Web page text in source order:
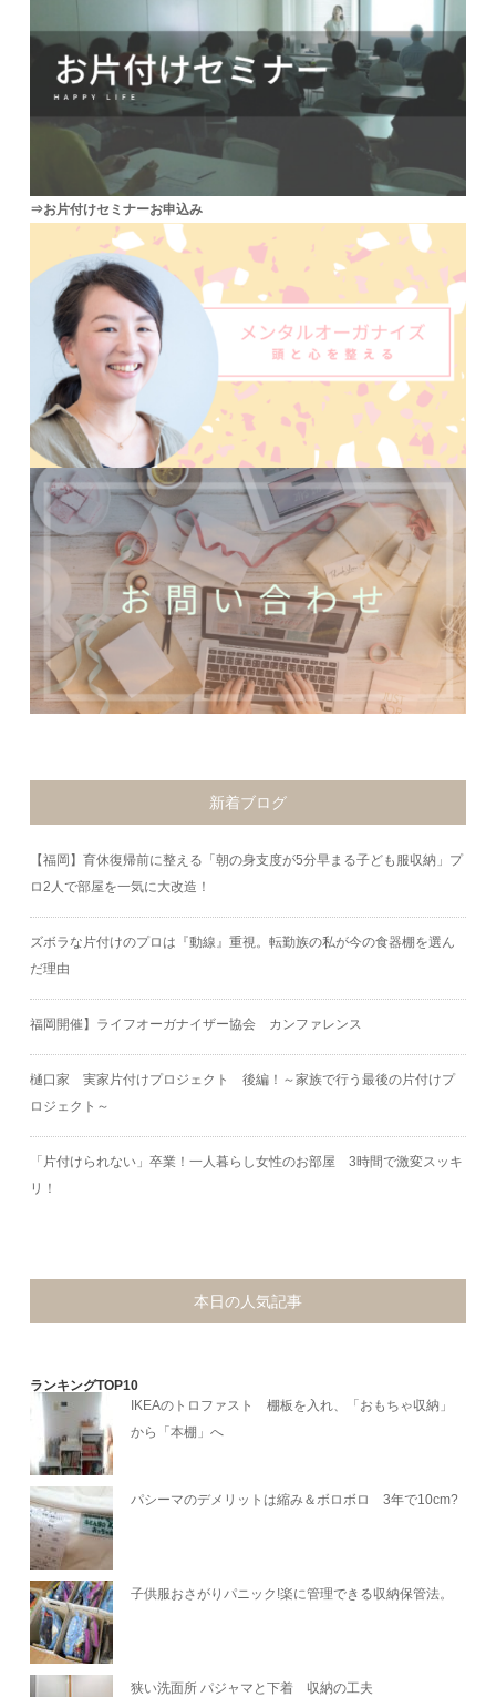
⇒お片付けセミナーお申込み
新着ブログ
【福岡】育休復帰前に整える「朝の身支度が5分早まる子ども服収納」プ
ロ2人で部屋を一気に大改造！
ズボラな片付けのプロは『動線』重視。転勤族の私が今の食器棚を選ん
だ理由
福岡開催】ライフオーガナイザー協会 カンファレンス
樋口家 実家片付けプロジェクト 後編！～家族で行う最後の片付けプ
ロジェクト～
「片付けられない」卒業！一人暮らし女性のお部屋 3時間で激変スッキ
リ！
本日の人気記事
ランキングTOP10
IKEAのトロファスト 棚板を入れ、「おもちゃ収納」
から「本棚」へ
パシーマのデメリットは縮み＆ボロボロ 3年で10cm?
子供服おさがりパニック!楽に管理できる収納保管法。
狭い洗面所 パジャマと下着 収納の工夫